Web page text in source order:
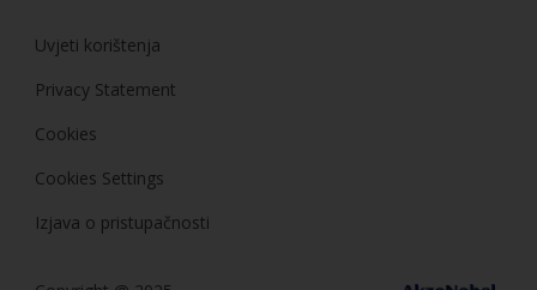
Uvjeti korištenja
Privacy Statement
Cookies
Cookies Settings
Izjava o pristupačnosti